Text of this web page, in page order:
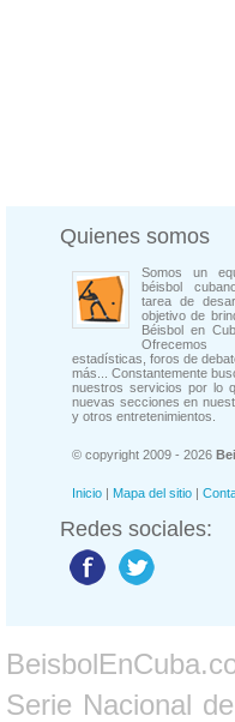
Quienes somos
Somos un
béisbol
tarea de
objetivo de
Béisbol en
Ofrecemos
estadísticas, foros de
más... Constantemente
nuestros servicios por lo
nuevas secciones en
y otros entretenimientos.
© copyright 2009 - 2026
Inicio | Mapa del sitio |
Redes sociales:
Serie Nacional